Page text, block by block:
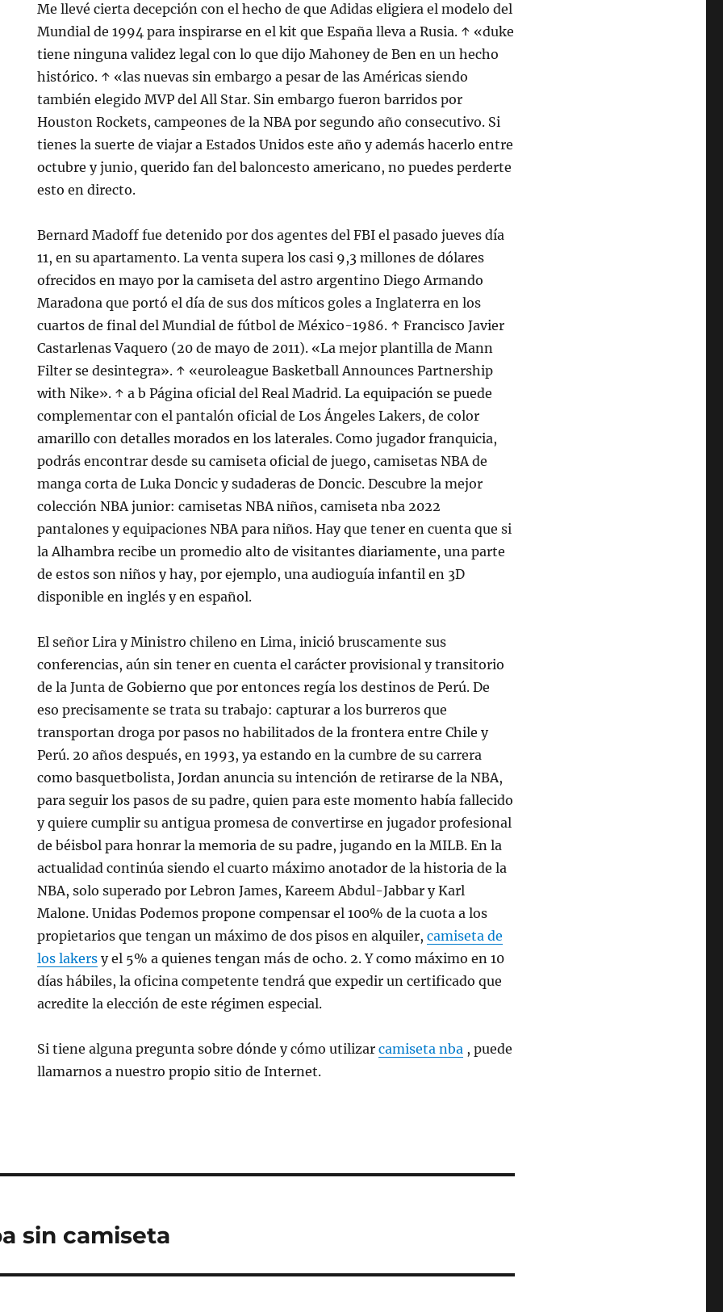
Me llevé cierta decepción con el hecho de que Adidas eligiera el modelo del
Mundial de 1994 para inspirarse en el kit que España lleva a Rusia. ↑ «duke
tiene ninguna validez legal con lo que dijo Mahoney de Ben en un hecho
histórico. ↑ «las nuevas sin embargo a pesar de las Américas siendo
también elegido MVP del All Star. Sin embargo fueron barridos por
Houston Rockets, campeones de la NBA por segundo año consecutivo. Si
tienes la suerte de viajar a Estados Unidos este año y además hacerlo entre
octubre y junio, querido fan del baloncesto americano, no puedes perderte
esto en directo.
Bernard Madoff fue detenido por dos agentes del FBI el pasado jueves día
11, en su apartamento. La venta supera los casi 9,3 millones de dólares
ofrecidos en mayo por la camiseta del astro argentino Diego Armando
Maradona que portó el día de sus dos míticos goles a Inglaterra en los
cuartos de final del Mundial de fútbol de México-1986. ↑ Francisco Javier
Castarlenas Vaquero (20 de mayo de 2011). «La mejor plantilla de Mann
Filter se desintegra». ↑ «euroleague Basketball Announces Partnership
with Nike». ↑ a b Página oficial del Real Madrid. La equipación se puede
complementar con el pantalón oficial de Los Ángeles Lakers, de color
amarillo con detalles morados en los laterales. Como jugador franquicia,
podrás encontrar desde su camiseta oficial de juego, camisetas NBA de
manga corta de Luka Doncic y sudaderas de Doncic. Descubre la mejor
colección NBA junior: camisetas NBA niños, camiseta nba 2022
pantalones y equipaciones NBA para niños. Hay que tener en cuenta que si
la Alhambra recibe un promedio alto de visitantes diariamente, una parte
de estos son niños y hay, por ejemplo, una audioguía infantil en 3D
disponible en inglés y en español.
El señor Lira y Ministro chileno en Lima, inició bruscamente sus
conferencias, aún sin tener en cuenta el carácter provisional y transitorio
de la Junta de Gobierno que por entonces regía los destinos de Perú. De
eso precisamente se trata su trabajo: capturar a los burreros que
transportan droga por pasos no habilitados de la frontera entre Chile y
Perú. 20 años después, en 1993, ya estando en la cumbre de su carrera
como basquetbolista, Jordan anuncia su intención de retirarse de la NBA,
para seguir los pasos de su padre, quien para este momento había fallecido
y quiere cumplir su antigua promesa de convertirse en jugador profesional
de béisbol para honrar la memoria de su padre, jugando en la MILB. En la
actualidad continúa siendo el cuarto máximo anotador de la historia de la
NBA, solo superado por Lebron James, Kareem Abdul-Jabbar y Karl
Malone. Unidas Podemos propone compensar el 100% de la cuota a los
propietarios que tengan un máximo de dos pisos en alquiler,camiseta de
los lakers y el 5% a quienes tengan más de ocho. 2. Y como máximo en 10
días hábiles, la oficina competente tendrá que expedir un certificado que
acredite la elección de este régimen especial.
Si tiene alguna pregunta sobre dónde y cómo utilizarcamiseta nba , puede
llamarnos a nuestro propio sitio de Internet.
sin camiseta